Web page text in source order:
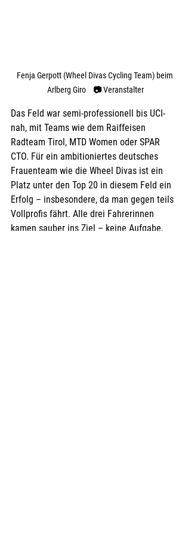
Fenja Gerpott (Wheel Divas Cycling Team) beim
Arlberg Giro 📷 Veranstalter
Das Feld war semi-professionell bis UCI-
nah, mit Teams wie dem Raiffeisen
Radteam Tirol, MTD Women oder SPAR
CTO. Für ein ambitioniertes deutsches
Frauenteam wie die Wheel Divas ist ein
Platz unter den Top 20 in diesem Feld ein
Erfolg – insbesondere, da man gegen teils
Vollprofis fährt. Alle drei Fahrerinnen
kamen sauber ins Ziel – keine Aufgabe,